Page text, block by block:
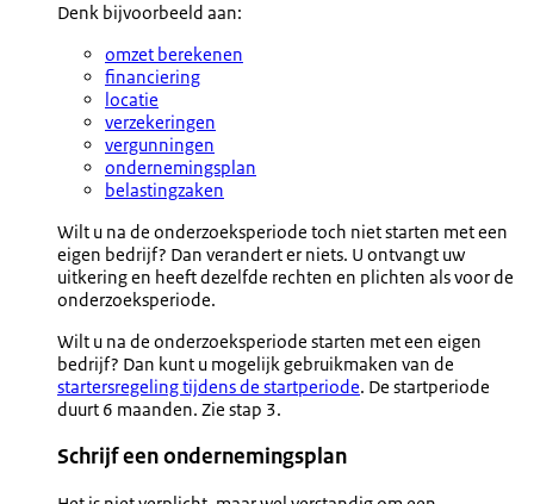
Denk bijvoorbeeld aan:
omzet berekenen
financiering
locatie
verzekeringen
vergunningen
ondernemingsplan
belastingzaken
Wilt u na de onderzoeksperiode toch niet starten met een
eigen bedrijf? Dan verandert er niets. U ontvangt uw
uitkering en heeft dezelfde rechten en plichten als voor de
onderzoeksperiode.
Wilt u na de onderzoeksperiode starten met een eigen
bedrijf? Dan kunt u mogelijk gebruikmaken van de
startersregeling tijdens de startperiode. De startperiode
duurt 6 maanden. Zie stap 3.
Schrijf een ondernemingsplan